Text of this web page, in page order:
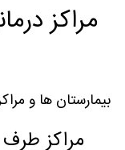
مراکز
بیمارستان ها و
مراکز طرف